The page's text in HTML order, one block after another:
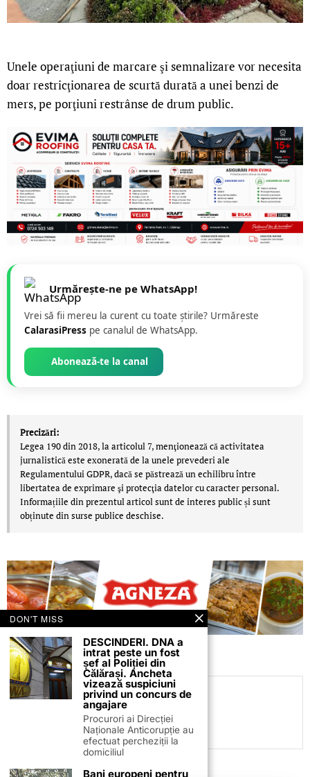
Unele operaţiuni de marcare şi semnalizare vor necesita
doar restricţionarea de scurtă durată a unei benzi de
mers, pe porţiuni restrânse de drum public.
Urmărește-ne pe WhatsApp!
Vrei să fii mereu la curent cu toate știrile? Urmăreste
CalarasiPress pe canalul de WhatsApp.
Abonează-te la canal
Precizări:
Legea 190 din 2018, la articolul 7, menţionează că activitatea
jurnalistică este exonerată de la unele prevederi ale
Regulamentului GDPR, dacă se păstrează un echilibru între
libertatea de exprimare şi protecţia datelor cu caracter personal.
Informațiile din prezentul articol sunt de interes public și sunt
obținute din surse publice deschise.
C.C
DON'T MISS
DESCINDERI. DNA a
intrat peste un fost
șef al Poliției din
Călărași. Ancheta
vizează suspiciuni
privind un concurs de
angajare
Procurori ai Direcției
Naționale Anticorupție au
efectuat percheziții la
domiciliul
Bani europeni pentru